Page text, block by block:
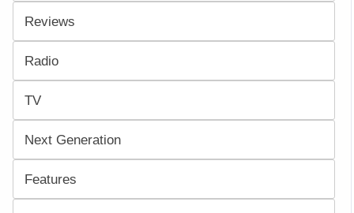
Reviews
Radio
TV
Next Generation
Features